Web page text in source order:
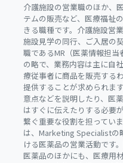
介護施設の営業職のほか、
テムの販売など、医療福祉
きる職種です。介護施設営
施設見学の同行、ご入居の
職であるMR（医薬情報担
の略で、業務内容は主に自
療従事者に商品を販売する
提供することが求められま
意点などを説明したり、医
はすぐに伝えたりする必要
繋ぐ重要な役割を担ってい
は、Marketing Specialistの
ける医薬品の営業活動です
医薬品のほかにも、医療用